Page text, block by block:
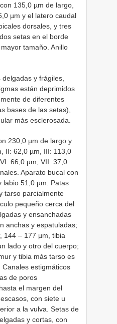
135,0 µm de largo,
µm y el latero caudal
dorsales, y tres
setas en el borde
tamaño. Anillo
y frágiles,
están deprimidos
de diferentes
bases de las setas),
más esclerosada.
230,0 µm de largo y
II: 62,0 µm, III: 113,0
66,0 µm, VII: 37,0
Aparato bucal con
labio 51,0 µm. Patas
tarso parcialmente
pequeño cerca del
y ensanchadas
anchas y espatuladas;
144 – 177 µm, tibia
lado y otro del cuerpo;
y tibia más tarso es
estigmáticos
de poros
el margen del
con siete u
a la vulva. Setas de
y cortas, con